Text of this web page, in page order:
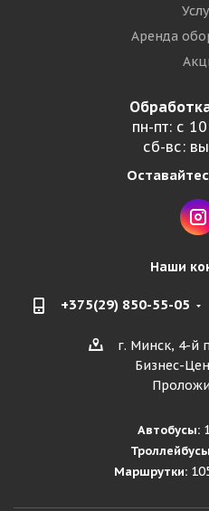
Аренда
пн-пт: с
сб-вс:
Наши
+375(29) 850-55-05
г. Минск, 4-й
Бизнес-
Автобусы:
Маршрутки: